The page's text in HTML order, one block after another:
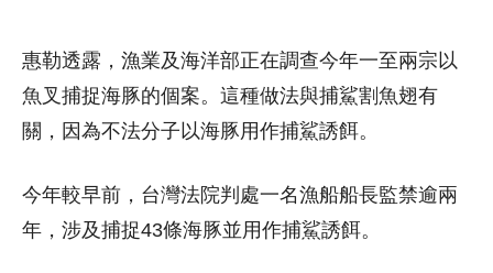
惠勒透露，漁業及海洋部正在調查今年一至兩宗以
魚叉捕捉海豚的個案。這種做法與捕鯊割魚翅有
關，因為不法分子以海豚用作捕鯊誘餌。
今年較早前，台灣法院判處一名漁船船長監禁逾兩
年，涉及捕捉43條海豚並用作捕鯊誘餌。